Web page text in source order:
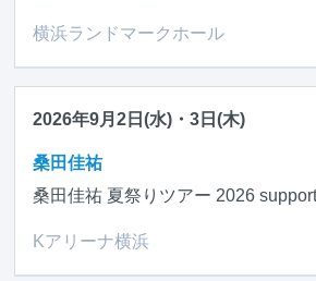
横浜ランドマークホール
2026年9月2日(水)・3日(木)
桑田佳祐
桑田佳祐 夏祭りツアー 2026
Kアリーナ横浜